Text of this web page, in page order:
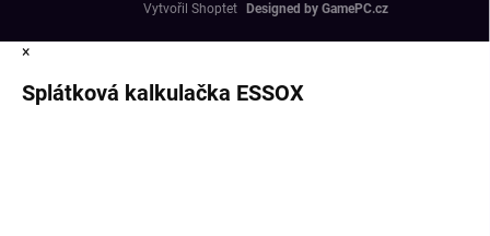
Vytvořil Shoptet
×
Splátková kalkulačka ESSOX